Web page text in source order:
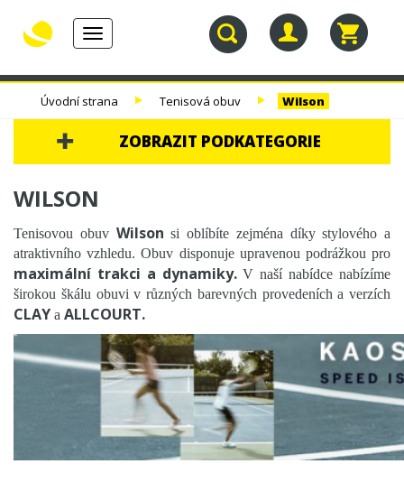
Toggle
navigation
30.
TENISOVÉ
TENISOVÉ
Úvodní strana Tenisová obuv Wilson
ZOBRAZIT PODKATEGORIE
TENISOVÉ VÝPLETY
TENISOVÉ TAŠKY
TENISOVÉ MÍČE
TENISOVÁ OBUV
ADIDAS
NIKE
WILSON
WILSON
Tenisovou obuv Wilsonsi oblíbíte zejména díky stylového a
atraktivního vzhledu. Obuv disponuje upravenou podrážkou pro
maximální trakci a dynamiky.V naší nabídce nabízíme
širokou škálu obuvi v různých barevných provedeních a verzích
CLAY a ALLCOURT.